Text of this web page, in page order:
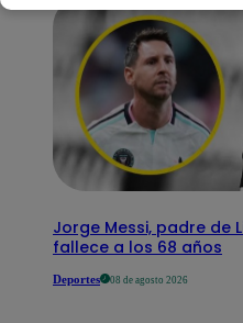
Jorge Messi, padre de
fallece a los 68 años
Deportes 08 de agosto 2026